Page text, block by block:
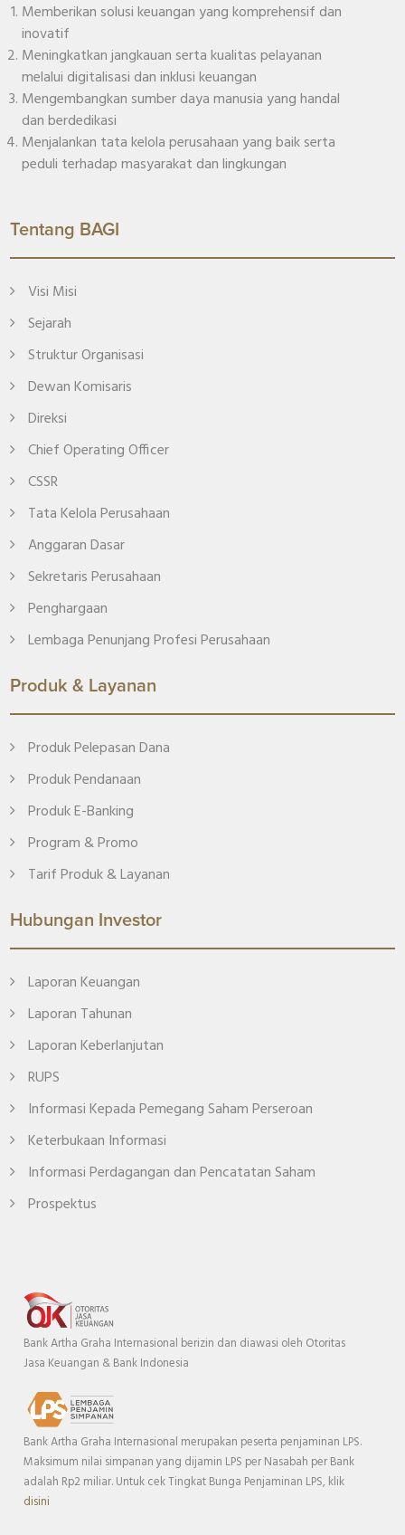
Memberikan solusi keuangan yang komprehensif dan
inovatif
Meningkatkan jangkauan serta kualitas pelayanan
melalui digitalisasi dan inklusi keuangan
Mengembangkan sumber daya manusia yang handal
dan berdedikasi
Menjalankan tata kelola perusahaan yang baik serta
peduli terhadap masyarakat dan lingkungan
Tentang BAGI
Visi Misi
Sejarah
Struktur Organisasi
Dewan Komisaris
Direksi
Chief Operating Officer
CSSR
Tata Kelola Perusahaan
Anggaran Dasar
Sekretaris Perusahaan
Penghargaan
Lembaga Penunjang Profesi Perusahaan
Produk & Layanan
Produk Pelepasan Dana
Produk Pendanaan
Produk E-Banking
Program & Promo
Tarif Produk & Layanan
Hubungan Investor
Laporan Keuangan
Laporan Tahunan
Laporan Keberlanjutan
RUPS
Informasi Kepada Pemegang Saham Perseroan
Keterbukaan Informasi
Informasi Perdagangan dan Pencatatan Saham
Prospektus
Bank Artha Graha Internasional berizin dan diawasi oleh Otoritas
Jasa Keuangan & Bank Indonesia
Bank Artha Graha Internasional merupakan peserta penjaminan LPS.
Maksimum nilai simpanan yang dijamin LPS per Nasabah per Bank
adalah Rp2 miliar. Untuk cek Tingkat Bunga Penjaminan LPS, klik
disini